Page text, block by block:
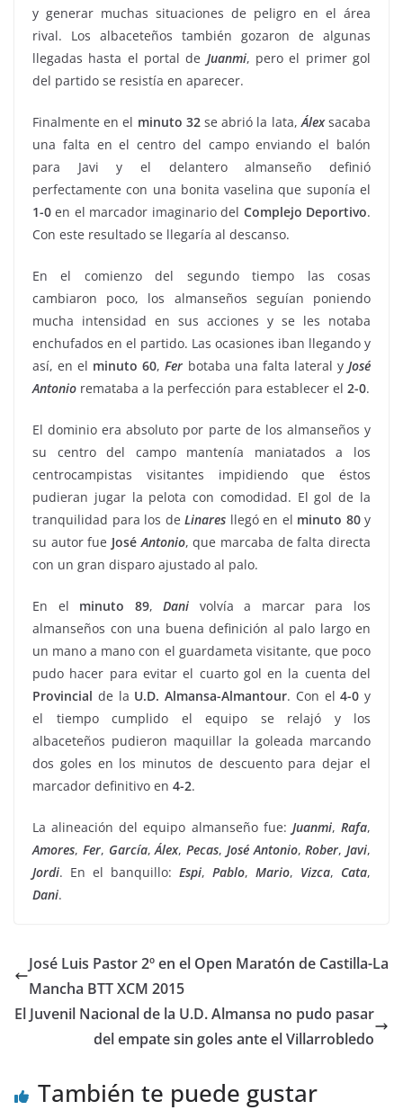
y generar muchas situaciones de peligro en el área
rival. Los albaceteños también gozaron de algunas
llegadas hasta el portal de Juanmi, pero el primer gol
del partido se resistía en aparecer.
Finalmente en el minuto 32se abrió la lata,Álexsacaba
una falta en el centro del campo enviando el balón
para Javi y el delantero almanseño definió
perfectamente con una bonita vaselina que suponía el
1-0 en el marcador imaginario del Complejo Deportivo.
Con este resultado se llegaría al descanso.
En el comienzo del segundo tiempo las cosas
cambiaron poco, los almanseños seguían poniendo
mucha intensidad en sus acciones y se les notaba
enchufados en el partido. Las ocasiones iban llegando y
así, en el minuto 60,Fer botaba una falta lateral yJosé
Antonio remataba a la perfección para establecer el 2-0.
El dominio era absoluto por parte de los almanseños y
su centro del campo mantenía maniatados a los
centrocampistas visitantes impidiendo que éstos
pudieran jugar la pelota con comodidad. El gol de la
tranquilidad para los de Linares llegó en el minuto 80y
su autor fue JoséAntonio, que marcaba de falta directa
con un gran disparo ajustado al palo.
En el minuto 89,Dani volvía a marcar para los
almanseños con una buena definición al palo largo en
un mano a mano con el guardameta visitante, que poco
pudo hacer para evitar el cuarto gol en la cuenta del
Provincial de la U.D. Almansa-Almantour. Con el4-0 y
el tiempo cumplido el equipo se relajó y los
albaceteños pudieron maquillar la goleada marcando
dos goles en los minutos de descuento para dejar el
marcador definitivo en 4-2.
La alineación del equipo almanseño fue: Juanmi,Rafa,
Amores, Fer, García,Álex, Pecas, José Antonio,Rober, Javi,
Jordi. En el banquillo: Espi, Pablo, Mario, Vizca, Cata,
Dani.
José Luis Pastor 2º en el Open Maratón de Castilla-La
Mancha BTT XCM 2015
El Juvenil Nacional de la U.D. Almansa no pudo pasar
del empate sin goles ante el Villarrobledo
También te puede gustar